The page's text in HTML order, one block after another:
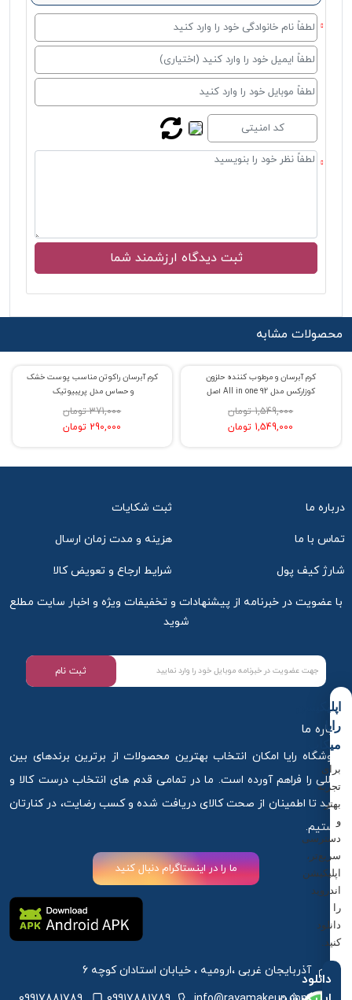
محصولات مشابه
% حراج 22
کرم آبرسان راکوتن مناسب پوست خشک
و حساس مدل پریبیوتیک
371,000 تومان
290,000 تومان
% حراج 53
کرم آبرسان و مرطوب کننده حلزون
کوزارکس مدل 92 All in one اصل
1,549,000 تومان
1,549,000 تومان
درباره ما ثبت شکایات
تماس با ما هزینه و مدت زمان ارسال
شارژ کیف پول شرایط ارجاع و تعویض کالا
با عضویت در خبرنامه از پیشنهادات و تخفیفات ویژه و اخبار سایت مطلع
شوید
ثبت نام
درباره ما
فروشگاه رایا امکان انتخاب بهترین محصولات از برترین برندهای بین
المللی را فراهم آورده است. ما در تمامی قدم های انتخاب درست کالا و
خرید تا اطمینان از صحت کالای دریافت شده و کسب رضایت، در کنارتان
هستیم.
ما را در اینستاگرام دنبال کنید
آذربایجان غربی ،ارومیه ، خیابان استادان کوچه 6
اپلیکیشن
رایا
میکاپ
برای
تجربه
بهتر
و
دسترسی
سریع‌تر،
اپلیکیشن
اندروید
را
دانلود
کنید.
دانلود